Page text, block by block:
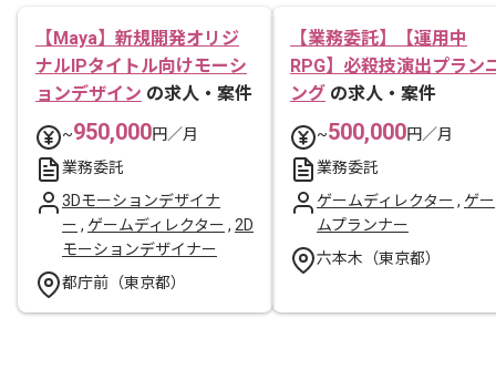
【Maya】新規開発オリジ
ナルIPタイトル向けモーシ
ョンデザイン の求人・案件
~950,000円／月
業務委託
3Dモーションデザイナ
ー , ゲームディレクター , 2D
モーションデザイナー
都庁前（東京都）
【業務委託】【運用中
RPG】必殺技演出プラン
ング の求人・案件
~500,000円／月
業務委託
ゲームディレクター , ゲー
ムプランナー
六本木（東京都）